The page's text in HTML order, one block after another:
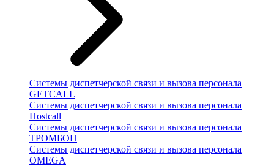
Системы диспетчерской связи и вызова персонала
GETCALL
Системы диспетчерской связи и вызова персонала
Hostcall
Системы диспетчерской связи и вызова персонала
ТРОМБОН
Системы диспетчерской связи и вызова персонала
OMEGA